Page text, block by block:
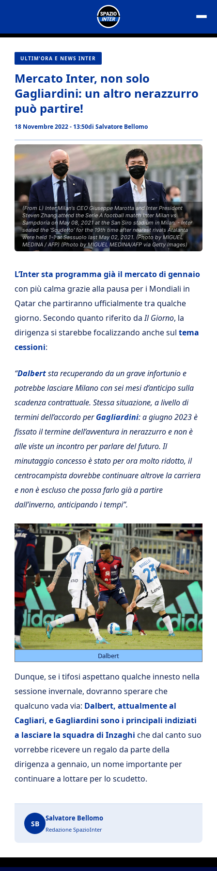
contenuto
ULTIM'ORA E NEWS INTER
Mercato Inter, non solo
Gagliardini: un altro nerazzurro
può partire!
18 Novembre 2022 - 13:50di Salvatore Bellomo
(From L) Inter Milan's CEO Giuseppe Marotta and Inter President
Steven Zhang attend the Serie A football match Inter Milan vs
Sampdoria on May 08, 2021 at the San Siro stadium in Milan. - Inter
sealed the 'Scudetto' for the 19th time after nearest rivals Atalanta
were held 1-1 at Sassuolo last May 02, 2021. (Photo by MIGUEL
MEDINA / AFP) (Photo by MIGUEL MEDINA/AFP via Getty Images)
L’Inter sta programma già il mercato di gennaio
con più calma grazie alla pausa per i Mondiali in
Qatar che partiranno ufficialmente tra qualche
giorno. Secondo quanto riferito daIl Giorno, la
dirigenza si starebbe focalizzando anche sul tema
cessioni:
“Dalbertsta recuperando da un grave infortunio e
potrebbe lasciare Milano con sei mesi d’anticipo sulla
scadenza contrattuale. Stessa situazione, a livello di
termini dell’accordo perGagliardini: a giugno 2023 è
fissato il termine dell’avventura in nerazzurro e non è
alle viste un incontro per parlare del futuro. Il
minutaggio concesso è stato per ora molto ridotto, il
centrocampista dovrebbe continuare altrove la carriera
e non è escluso che possa farlo già a partire
dall’inverno, anticipando i tempi”.
Dalbert
Dunque, se i tifosi aspettano qualche innesto nella
sessione invernale, dovranno sperare che
qualcuno vada via: Dalbert, attualmente al
Cagliari, e Gagliardini sono i principali indiziati
a lasciare la squadra di Inzaghi che dal canto suo
vorrebbe ricevere un regalo da parte della
dirigenza a gennaio, un nome importante per
continuare a lottare per lo scudetto.
SB
Salvatore Bellomo
Redazione SpazioInter